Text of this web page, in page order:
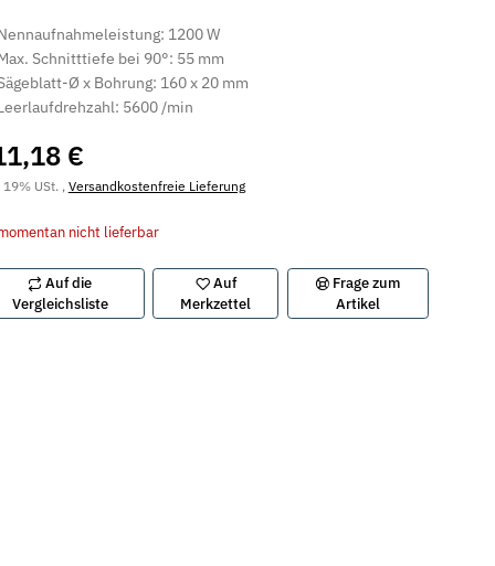
1200 W
Schnitttiefe bei 90°: 55 mm
Ø x Bohrung: 160 x 20 mm
5600 /min
€
USt. ,Versandkostenfreie Lieferung
nicht lieferbar
Auf die
Vergleichsliste
Auf
Merkzettel
Frage zum
Artikel